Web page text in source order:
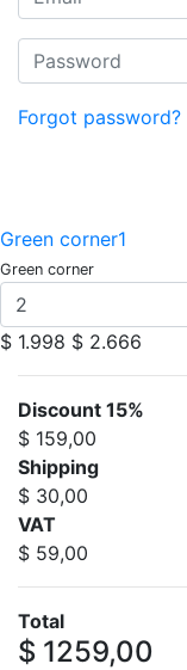
Forgot password?
Green corner1
Green corner
$ 1.998 $ 2.666
Discount 15%
$ 159,00
Shipping
$ 30,00
VAT
$ 59,00
Total
$ 1259,00